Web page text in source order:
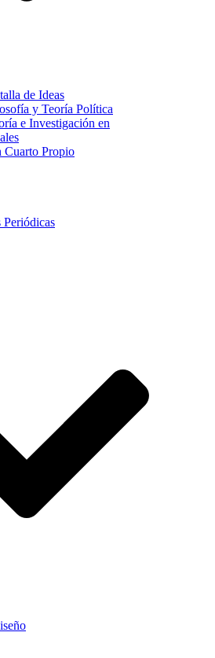
de Ideas
y Teoría Política
e Investigación en
Cuarto Propio
Periódicas